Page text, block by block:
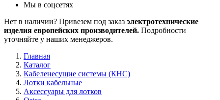
Мы в соцсетях
Нет в наличии? Привезем под заказ электротехнические
изделия европейских производителей. Подробности
уточняйте у наших менеджеров.
Главная
Каталог
Кабеленесущие системы (КНС)
Лотки кабельные
Аксессуары для лотков